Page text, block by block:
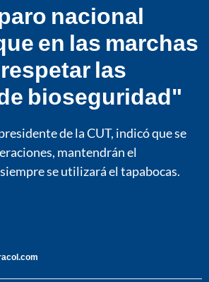
nacional
en las marchas
las
bioseguridad"
de la CUT, indicó que se
mantendrán el
se utilizará el tapabocas.